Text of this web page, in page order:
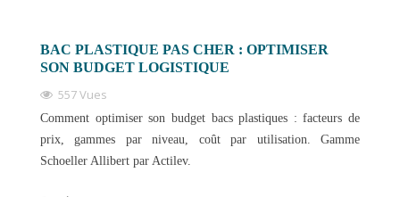
BAC PLASTIQUE PAS CHER : OPTIMISER
SON BUDGET LOGISTIQUE
557 Vues
Comment optimiser son budget bacs plastiques : facteurs de
prix, gammes par niveau, coût par utilisation. Gamme
Schoeller Allibert par Actilev.